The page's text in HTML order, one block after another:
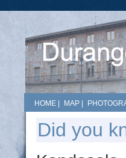
HOME MAP
Did you